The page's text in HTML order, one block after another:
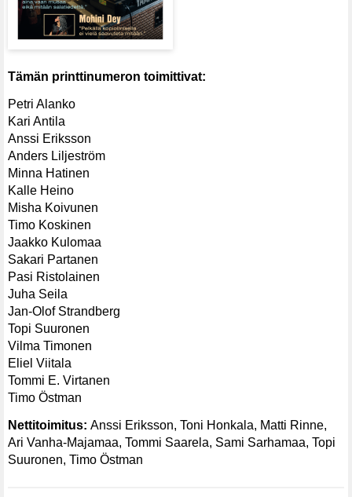
Tämän printtinumeron toimittivat:
Petri Alanko
Kari Antila
Anssi Eriksson
Anders Liljeström
Minna Hatinen
Kalle Heino
Misha Koivunen
Timo Koskinen
Jaakko Kulomaa
Sakari Partanen
Pasi Ristolainen
Juha Seila
Jan-Olof Strandberg
Topi Suuronen
Vilma Timonen
Eliel Viitala
Tommi E. Virtanen
Timo Östman
Nettitoimitus: Anssi Eriksson, Toni Honkala, Matti Rinne,
Ari Vanha-Majamaa, Tommi Saarela, Sami Sarhamaa, Topi
Suuronen, Timo Östman